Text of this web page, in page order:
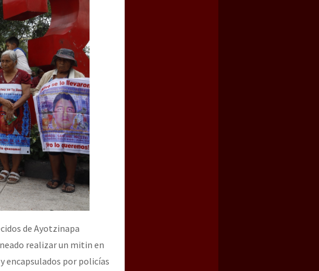
el alto a la guerra contra el CIPOG-EZ
a dignidade
de Ayotzinapa
realizar un mitin en
encapsulados por policías